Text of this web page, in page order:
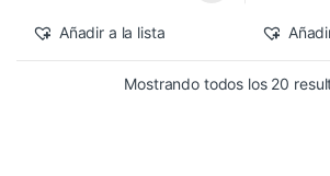
Añadir a la lista
Mostrando todos los 20